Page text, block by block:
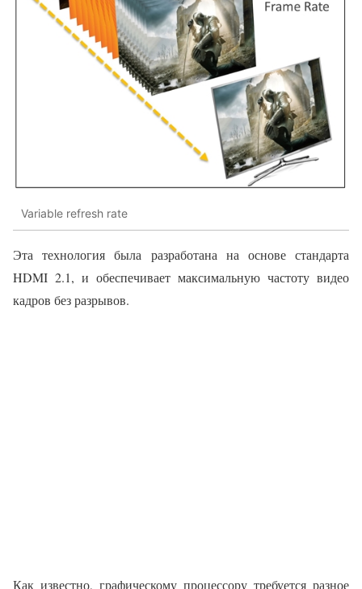
Variable refresh rate
Эта технология была разработана на основе стандарта
HDMI 2.1, и обеспечивает максимальную частоту видео
кадров без разрывов.
Как известно, графическому процессору требуется разное